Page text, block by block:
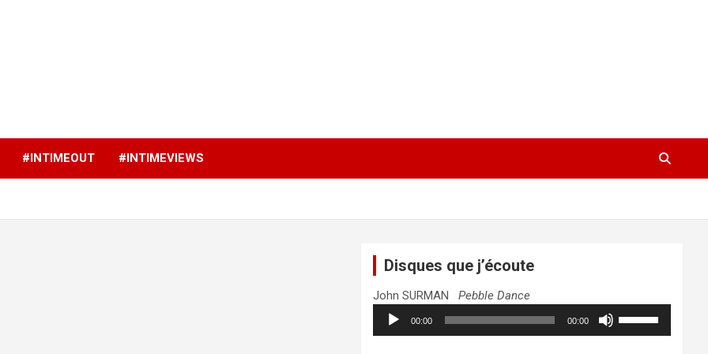
#INTIMEOUT #INTIMEVIEWS
Disques que j’écoute
John SURMANPebble Dance
Lecteur
audio
00:00 00:00